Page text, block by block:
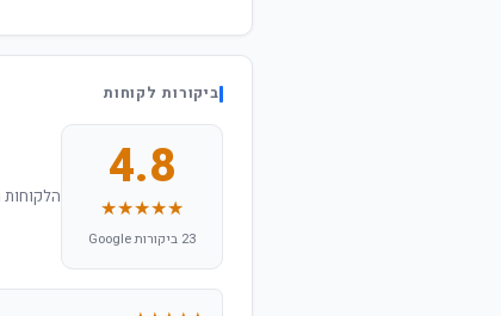
ביקורות לקוחות
4.8
★★★★★
23 ביקורות Google
הלקוחות